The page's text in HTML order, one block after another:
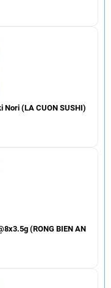
Nori (LA CUON SUSHI)
(RONG BIEN AN